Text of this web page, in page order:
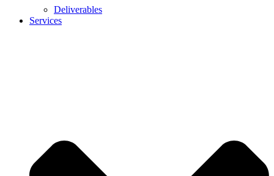
Deliverables
Services